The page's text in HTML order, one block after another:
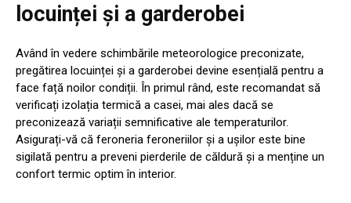
locuinței și a garderobei
Având în vedere schimbările meteorologice preconizate,
pregătirea locuinței și a garderobei devine esențială pentru a
face față noilor condiții. În primul rând, este recomandat să
verificați izolația termică a casei, mai ales dacă se
preconizează variații semnificative ale temperaturilor.
Asigurați-vă că feroneria feroneriilor și a ușilor este bine
sigilată pentru a preveni pierderile de căldură și a menține un
confort termic optim în interior.